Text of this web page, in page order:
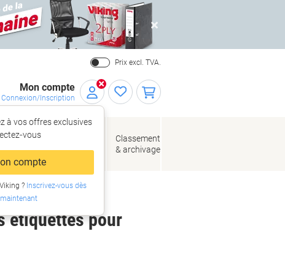
Close
Prix excl. TVA.
Mon compte
Connexion/Inscription
à vos offres exclusives
compte
?Inscrivez-vous dès
maintenant
de bureau
Classement
& archivage
étiquettes pour